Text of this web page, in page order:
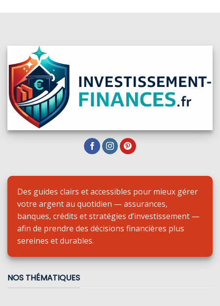
Des guides clairs et accessibles pour mieux gérer
votre argent au quotidien — assurances,
banques, crédits et stratégies d’investissement —
afin de prendre des décisions financières plus
sereines et durables.
NOS THÉMATIQUES